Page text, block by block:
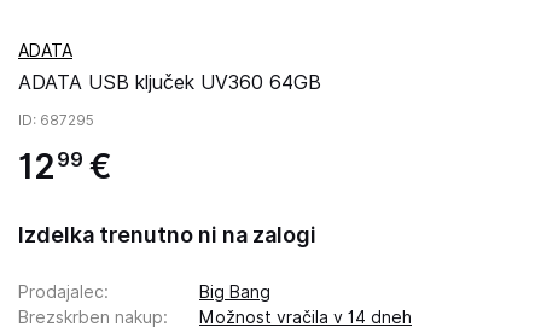
ADATA
ADATA USB ključek UV360 64GB
ID: 687295
12 99 €
Izdelka trenutno ni na zalogi
Prodajalec:
Big Bang
Brezskrben nakup: Možnost vračila v 14 dneh